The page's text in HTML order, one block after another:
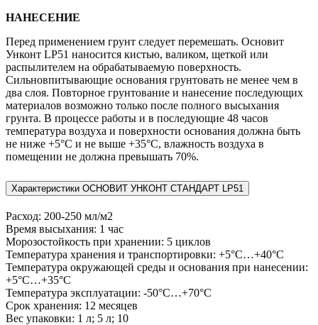
НАНЕСЕНИЕ
Перед применением грунт следует перемешать. Основит
Унконт LP51 наносится кистью, валиком, щеткой или
распылителем на обрабатываемую поверхность.
Сильновпитывающие основания грунтовать не менее чем в
два слоя. Повторное грунтование и нанесение последующих
материалов возможно только после полного высыхания
грунта. В процессе работы и в последующие 48 часов
температура воздуха и поверхности основания должна быть
не ниже +5°С и не выше +35°С, влажность воздуха в
помещении не должна превышать 70%.
Характеристики ОСНОВИТ УНКОНТ СТАНДАРТ LP51
Расход: 200-250 мл/м2
Время высыхания: 1 час
Морозостойкость при хранении: 5 циклов
Температура хранения и транспортировки: +5°С…+40°С
Температура окружающей среды и основания при нанесении:
+5°С…+35°С
Температура эксплуатации: -50°С…+70°С
Срок хранения: 12 месяцев
Вес упаковки: 1 л; 5 л; 10